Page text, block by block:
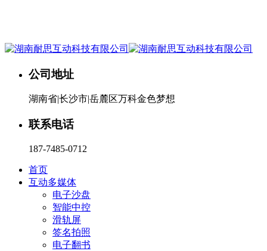
公司地址
湖南省|长沙市|岳麓区万科金色梦想
联系电话
187-7485-0712
首页
互动多媒体
电子沙盘
智能中控
滑轨屏
签名拍照
电子翻书